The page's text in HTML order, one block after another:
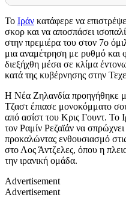
Το Ιράν κατάφερε να
σκορ και να αποσπάσει
στην πρεμιέρα του στον 7ο
μια αναμέτρηση με ρυθμό και
διεξήχθη μέσα σε κλίμα
κατά της κυβέρνησης στην
Η Νέα Ζηλανδία προηγήθηκε
Τζαστ έπιασε μονοκόμματο
από ασίστ του Κρις Γουντ. Το
τον Ραμίν Ρεζαϊάν να
προκαλώντας ενθουσιασμό
στο Λος Άντζελες, όπου η
την ιρανική ομάδα.
Advertisement
Advertisement